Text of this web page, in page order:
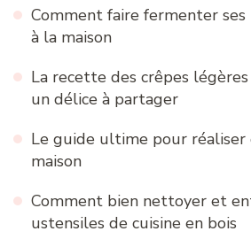
Comment faire fermenter
à la maison
La recette des crêpes
un délice à partager
Le guide ultime pour réaliser
maison
Comment bien nettoyer et
ustensiles de cuisine en bois